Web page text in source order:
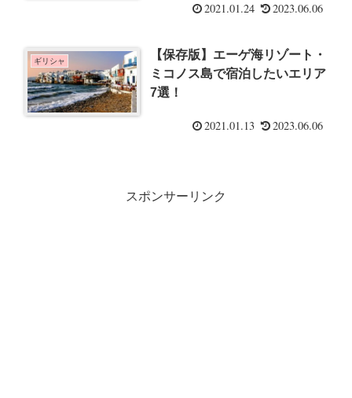
2021.01.24 2023.06.06
ギリシャ
【保存版】エーゲ海リゾート・
ミコノス島で宿泊したいエリア
7選！
2021.01.13 2023.06.06
スポンサーリンク